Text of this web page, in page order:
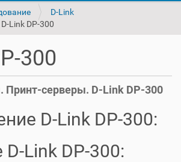
D-Link
D-Link DP-300
300
Принт-серверы. D-Link DP-300
D-Link DP-300:
Link DP-300: